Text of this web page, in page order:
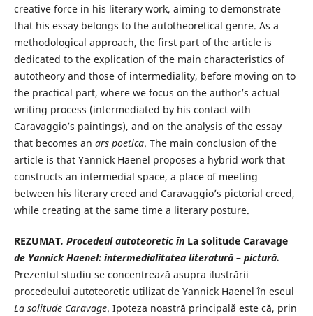
creative force in his literary work, aiming to demonstrate
that his essay belongs to the autotheoretical genre. As a
methodological approach, the first part of the article is
dedicated to the explication of the main characteristics of
autotheory and those of intermediality, before moving on to
the practical part, where we focus on the author’s actual
writing process (intermediated by his contact with
Caravaggio’s paintings), and on the analysis of the essay
that becomes an ars poetica. The main conclusion of the
article is that Yannick Haenel proposes a hybrid work that
constructs an intermedial space, a place of meeting
between his literary creed and Caravaggio’s pictorial creed,
while creating at the same time a literary posture.
REZUMAT. Procedeul autoteoretic în La solitude Caravage
de YannickHaenel: intermedialitatea literatură – pictură.
Prezentul studiu se concentrează asupra ilustrării
procedeului autoteoretic utilizat de Yannick Haenel în eseul
La solitude Caravage. Ipoteza noastră principală este că, prin